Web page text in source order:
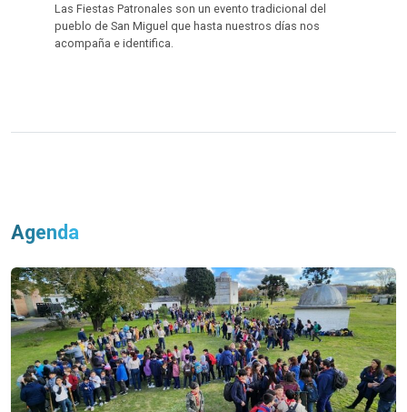
Las Fiestas Patronales son un evento tradicional del
pueblo de San Miguel que hasta nuestros días nos
acompaña e identifica.
Agenda